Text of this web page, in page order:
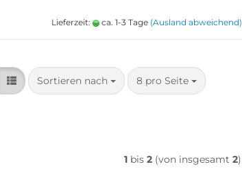
Lieferzeit: ca. 1-3 Tage (Ausland abweichend)
Sortieren nach
Sortieren nach 8 pro Seite
pro Seite
1 bis2 (von insgesamt2)